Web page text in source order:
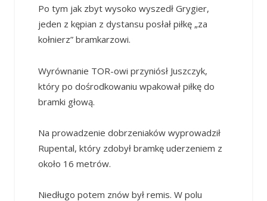
Po tym jak zbyt wysoko wyszedł Grygier,
jeden z kępian z dystansu posłał piłkę „za
kołnierz” bramkarzowi.
Wyrównanie TOR-owi przyniósł Juszczyk,
który po dośrodkowaniu wpakował piłkę do
bramki głową.
Na prowadzenie dobrzeniaków wyprowadził
Rupental, który zdobył bramkę uderzeniem z
około 16 metrów.
Niedługo potem znów był remis. W polu